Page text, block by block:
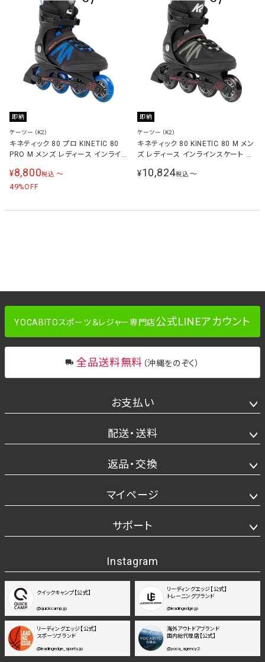
即納
ケーツー（K2）
キネティック 80 プロ KINETIC 80
PRO M メンズ レディース インライ
I220200901
¥8,800税込 〜
49%OFF
即納
ケーツー（K2）
キネティック 80 KINETIC 80 M メン
ズ レディース インラインスケート ブ
¥10,824税込 〜
YOCABITOスポーツ＆レジャー専門店公式LINEアカウント
全品送料無料 （沖縄をのぞく）
お支払い
配送・送料
返品・交換
マイページ
サポート
Instagram
クイックキャンプ【公式】
@quickcamp.jp
リーディングエッジ【公式】
トレーニングブランド
@leadingedge.jp
リーディングエッジ【公式】
スポーツブランド
@leadingedge_sports.jp
海外アウトドアブランド
国内総代理店【公式】
@yoca_agency2